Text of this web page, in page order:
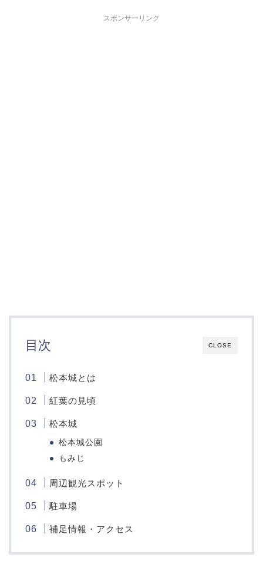
スポンサーリンク
CLOSE
目次
松本城とは
紅葉の見頃
松本城
松本城公園
もみじ
周辺観光スポット
駐車場
補足情報・アクセス